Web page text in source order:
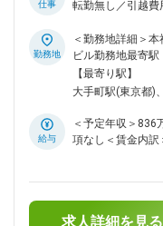
生成物や微細な粒
汚染し、製品不
原因となります
れているのが、
面に残存する微
認できないレベ
ます。
仕事
転勤無し／引越費
マーケティング
市場を本格的に立
場・顧客に対し
定し、市場を切り拓いてい
売、販売促進業
ーション） ・技
宙、ドローン、
金属置き換え（
成形メーカーおよび
勤務地
＜勤務地詳細＞
ビル勤務地最寄
煙変更の範囲：
【最寄り駅】
大手町駅(東京都)
給与
＜予定年収＞836
項なし＜賃金内訳
レードによって
はございません。
求人詳細を見る